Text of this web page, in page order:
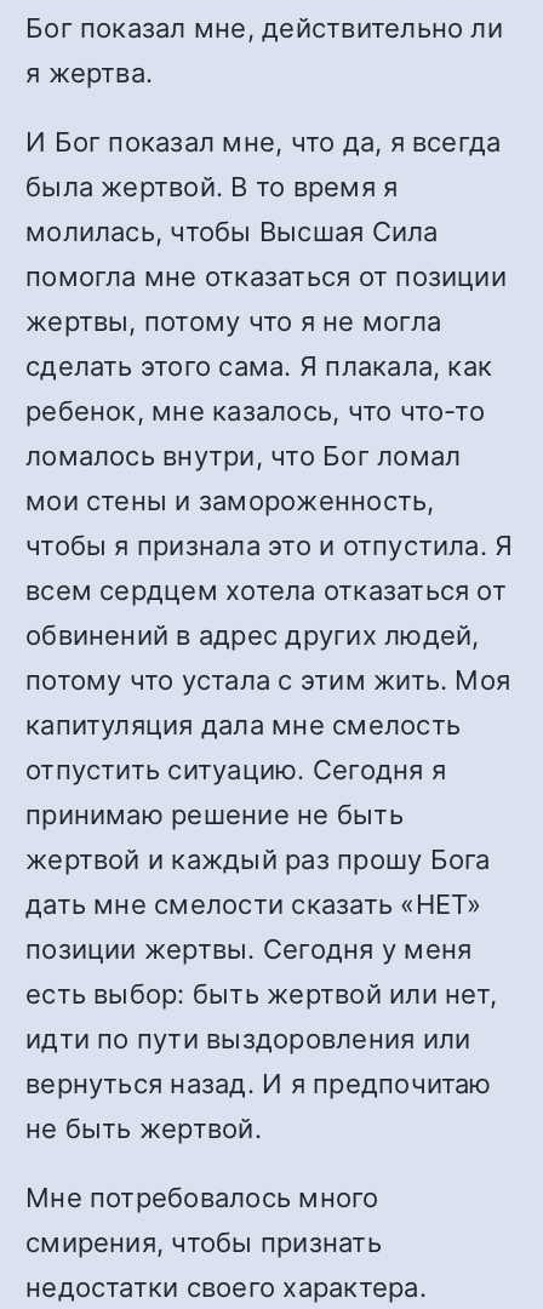
Бог показал мне, действительно ли
я жертва.
И Бог показал мне, что да, я всегда
была жертвой. В то время я
молилась, чтобы Высшая Сила
помогла мне отказаться от позиции
жертвы, потому что я не могла
сделать этого сама. Я плакала, как
ребенок, мне казалось, что что-то
ломалось внутри, что Бог ломал
мои стены и замороженность,
чтобы я признала это и отпустила. Я
всем сердцем хотела отказаться от
обвинений в адрес других людей,
потому что устала с этим жить. Моя
капитуляция дала мне смелость
отпустить ситуацию. Сегодня я
принимаю решение не быть
жертвой и каждый раз прошу Бога
дать мне смелости сказать «НЕТ»
позиции жертвы. Сегодня у меня
есть выбор: быть жертвой или нет,
идти по пути выздоровления или
вернуться назад. И я предпочитаю
не быть жертвой.
Мне потребовалось много
смирения, чтобы признать
недостатки своего характера.